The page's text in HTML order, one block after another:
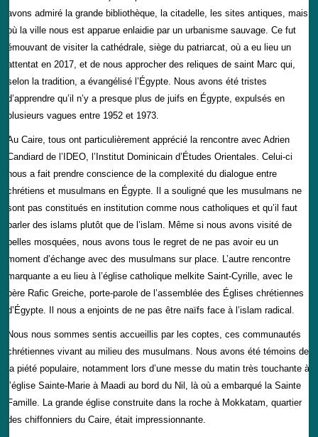
avons admiré la grande bibliothèque, la citadelle, les sites antiques, mais
où la ville nous est apparue enlaidie par un urbanisme sauvage. Ce fut
émouvant de visiter la cathédrale, siège du patriarcat, où a eu lieu un
attentat en 2017, et de nous approcher des reliques de saint Marc qui,
selon la tradition, a évangélisé l’Égypte. Nous avons été tristes
d’apprendre qu’il n’y a presque plus de juifs en Égypte, expulsés en
plusieurs vagues entre 1952 et 1973.
Au Caire, tous ont particulièrement apprécié la rencontre avec Adrien
Candiard de l’IDEO, l’Institut Dominicain d’Études Orientales. Celui-ci
nous a fait prendre conscience de la complexité du dialogue entre
chrétiens et musulmans en Égypte. Il a souligné que les musulmans ne
sont pas constitués en institution comme nous catholiques et qu’il faut
parler des islams plutôt que de l’islam. Même si nous avons visité de
belles mosquées, nous avons tous le regret de ne pas avoir eu un
moment d’échange avec des musulmans sur place. L’autre rencontre
marquante a eu lieu à l’église catholique melkite Saint-Cyrille, avec le
père Rafic Greiche, porte-parole de l’assemblée des Églises chrétiennes
d’Égypte. Il nous a enjoints de ne pas être naïfs face à l’islam radical.
Nous nous sommes sentis accueillis par les coptes, ces communautés
chrétiennes vivant au milieu des musulmans. Nous avons été témoins de
la piété populaire, notamment lors d’une messe du matin très touchante à
l’église Sainte-Marie à Maadi au bord du Nil, là où a embarqué la Sainte
Famille. La grande église construite dans la roche à Mokkatam, quartier
des chiffonniers du Caire, était impressionnante.